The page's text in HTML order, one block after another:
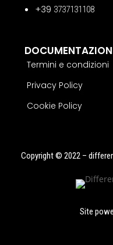
+39 3737131108
Termini e condizioni
Privacy Policy
Cookie Policy
Copyright © 2022 –
Site